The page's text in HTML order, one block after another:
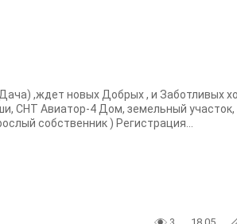
,ждет новых Добрых , и Заботливых
СНТ Авиатор-4 Дом, земельный участок,
собственник ) Регистрация...